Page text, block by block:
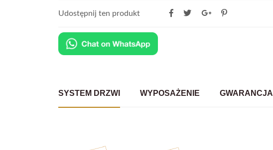
Udostępnij ten produkt
SYSTEM DRZWI WYPOSAŻENIE GWARANCJA